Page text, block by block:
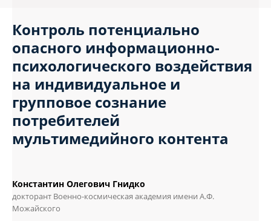
Контроль потенциально
опасного информационно-
психологического воздействия
на индивидуальное и
групповое сознание
потребителей
мультимедийного контента
Константин Олегович Гнидко
докторант Военно-космическая академия имени А.Ф.
Можайского